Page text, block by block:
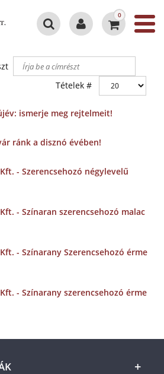
0
Tételek #
ismerje meg rejtelmeit!
ránk a disznó évében!
- Szerencsehozó négylevelű
- Színaran szerencsehozó malac
- Színarany Szerencsehozó érme
- Színarany szerencsehozó érme